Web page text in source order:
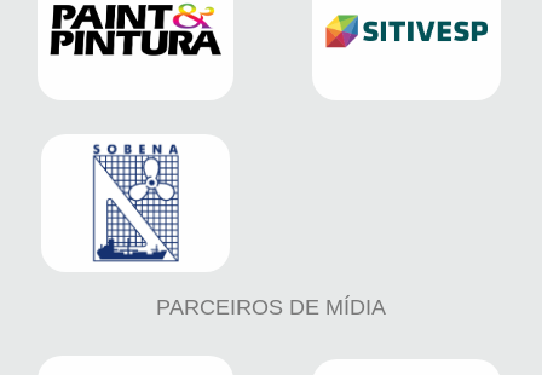
PARCEIROS DE MÍDIA